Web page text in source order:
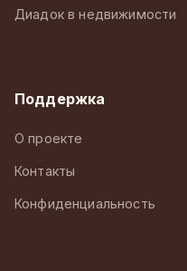
Диадок в недвижимости
Поддержка
О проекте
Контакты
Конфиденциальность